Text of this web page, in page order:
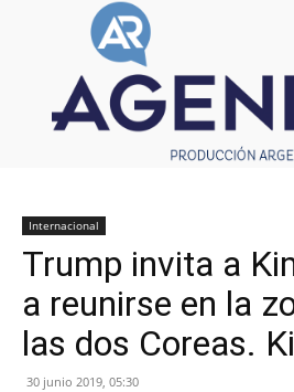
Internacional
Trump invita a
a reunirse en la
las dos Coreas.
30 junio 2019, 05:30